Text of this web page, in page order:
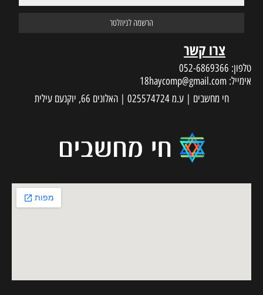
צרו קשר
טלפון: 052-6869366
אימייל: 18haycomp@gmail.com
חי מחשבים | ע.מ 025574724 | האלונים 66, יוקנעם עילית